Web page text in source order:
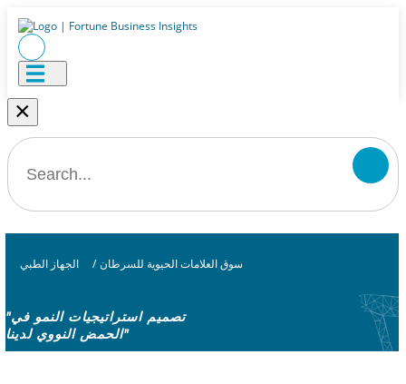
×
الجهاز الطبي / سوق العلامات الحيوية للسرطان
"تصميم استراتيجيات النمو في
الحمض النووي لدينا"